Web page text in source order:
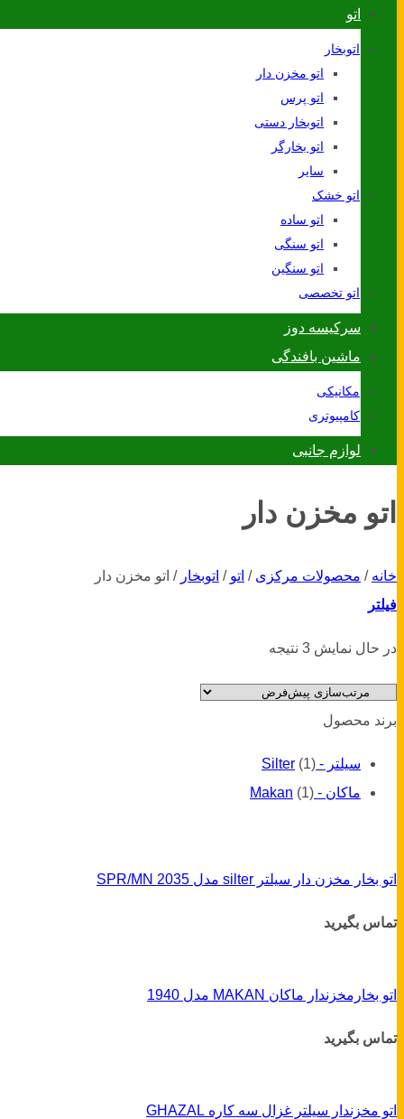
اتو
اتوبخار
اتو مخزن دار
اتو پرس
اتوبخار دستی
اتو بخارگر
سایر
اتو خشک
اتو ساده
اتو سنگی
اتو سنگین
اتو تخصصی
سرکیسه دوز
ماشین بافندگی
مکانیکی
کامپیوتری
لوازم جانبی
اتو مخزن دار
خانه / محصولات مرکزی / اتو / اتوبخار / اتو مخزن دار
فیلتر
در حال نمایش 3 نتیجه
برند محصول
سیلتر - Silter (1)
ماکان - Makan (1)
اتو بخار مخزن دار سیلتر silter مدل SPR/MN 2035
تماس بگیرید
اتو بخارمخزندار ماکان MAKAN مدل 1940
تماس بگیرید
اتو مخزندار سیلتر غزال سه کاره GHAZAL